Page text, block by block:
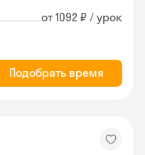
от 1092 ₽ / урок
Подобрать время